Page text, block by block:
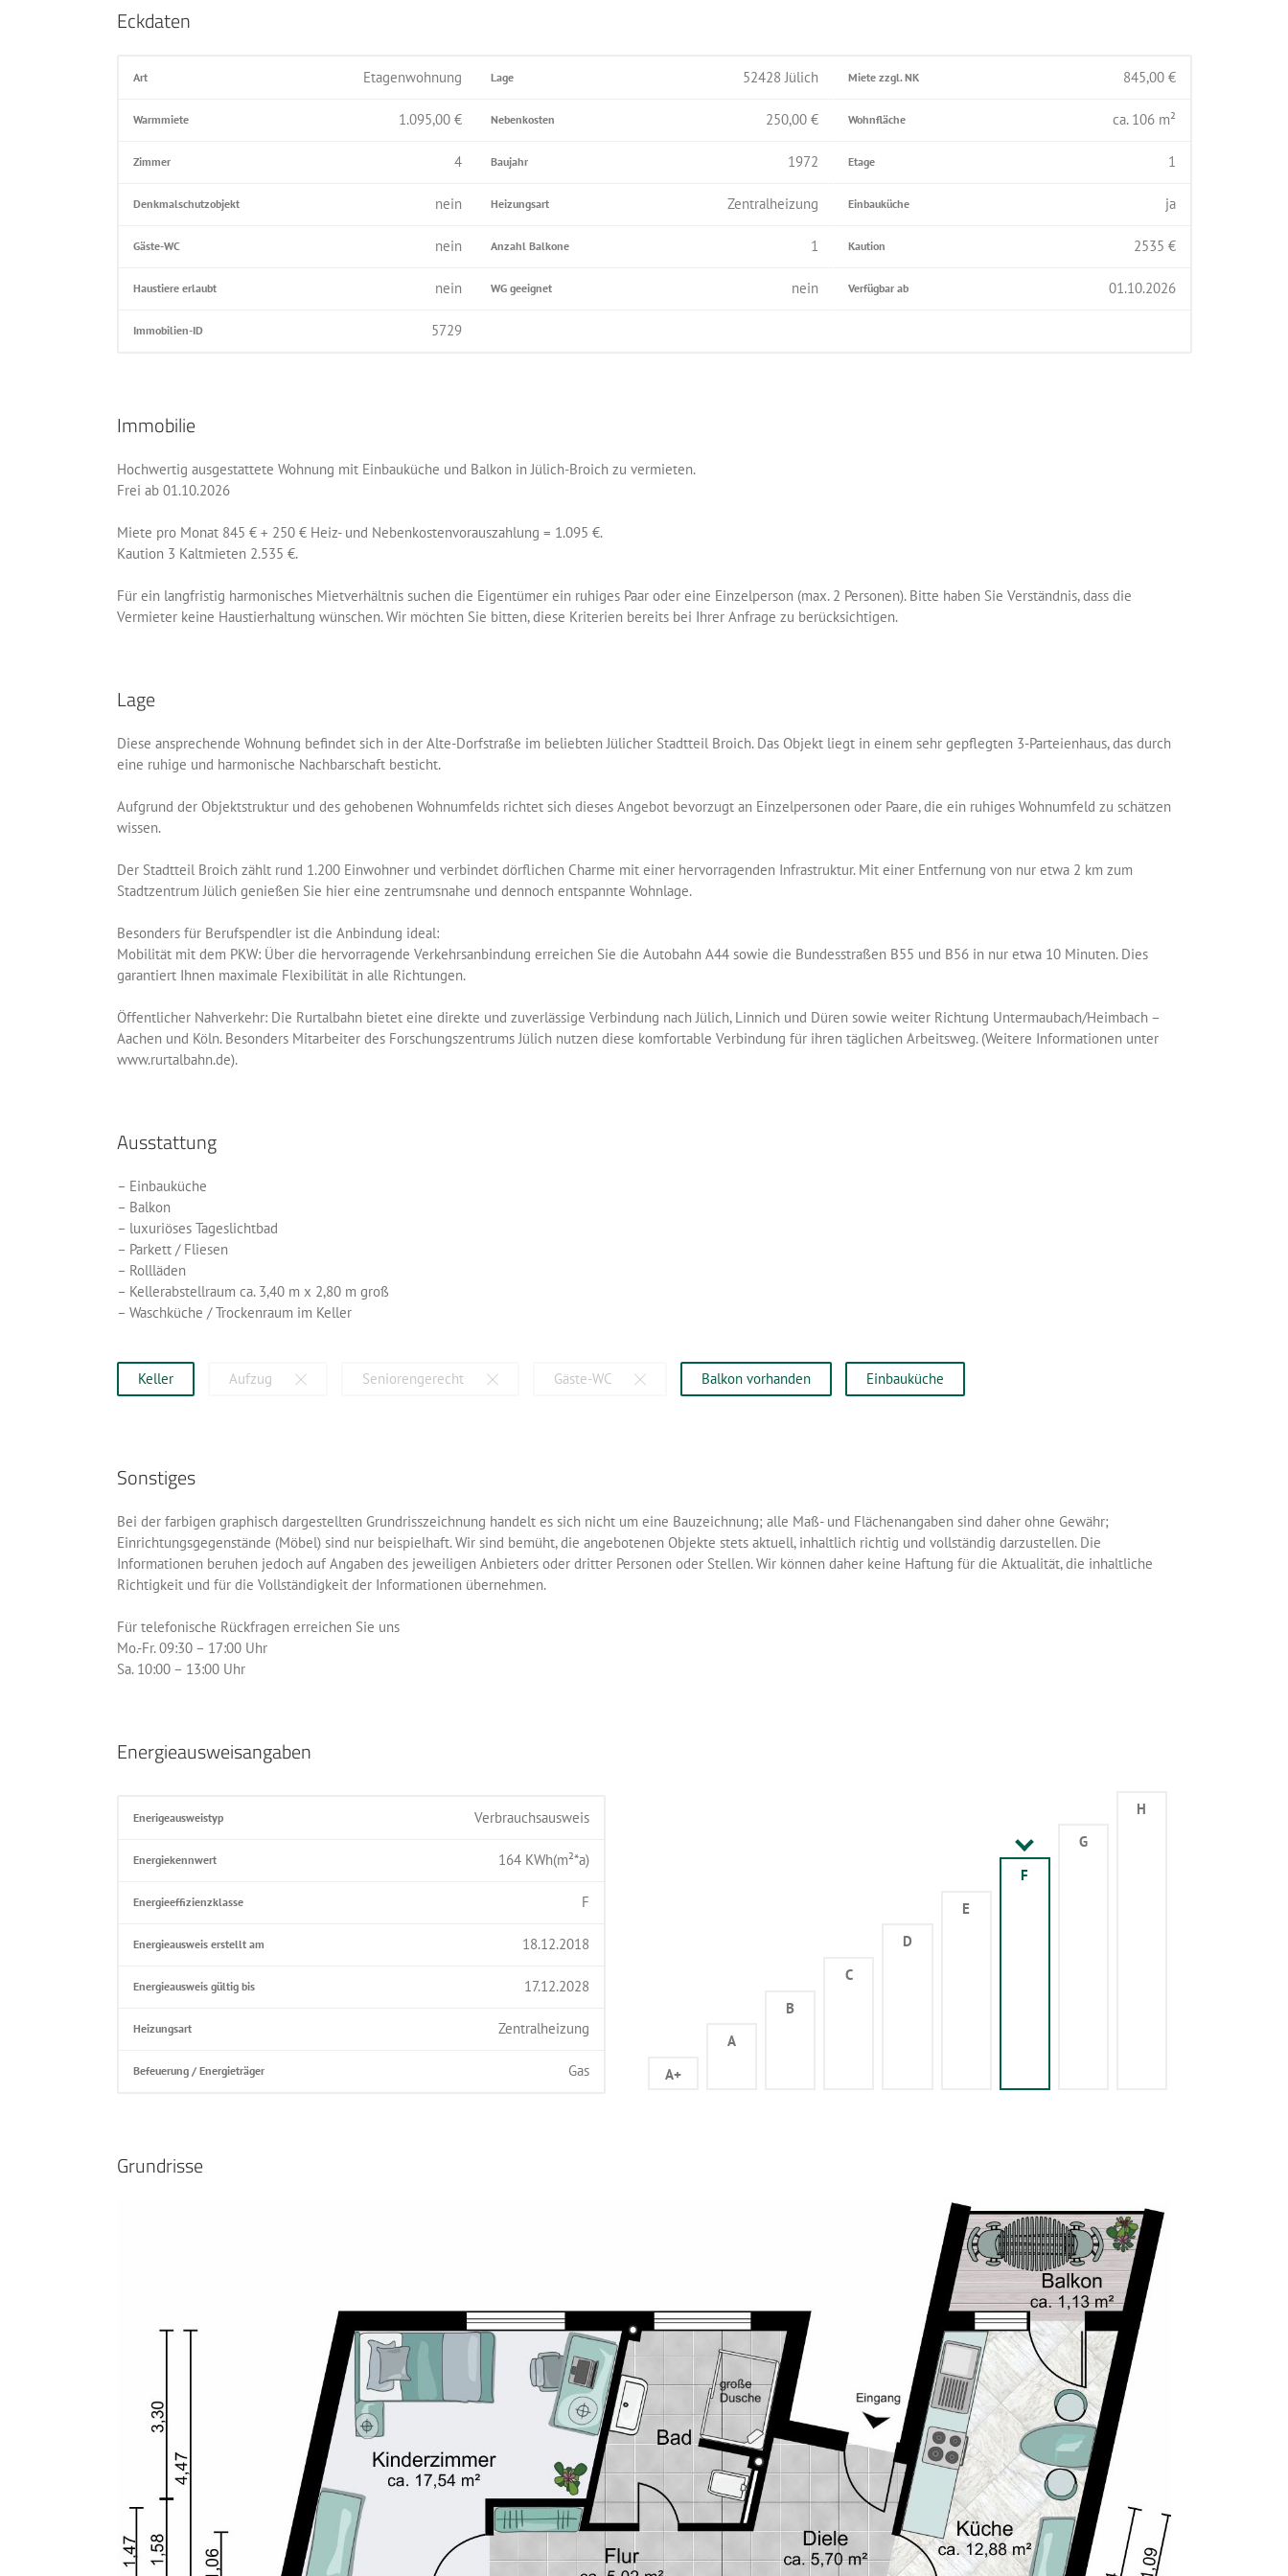
Eckdaten
Art Etagenwohnung Lage 52428 Jülich Miete zzgl. NK 845,00€
Warmmiete 1.095,00 € Nebenkosten 250,00€ Wohnfläche ca.106 m²
Zimmer 4 Baujahr 1972 Etage 1
Denkmalschutzobjekt nein Heizungsart Zentralheizung Einbauküche ja
Gäste-WC nein Anzahl Balkone 1 Kaution 2535 €
Haustiere erlaubt nein WG geeignet nein Verfügbar ab 01.10.2026
Immobilien-ID 5729
Immobilie
Hochwertig ausgestattete Wohnung mit Einbauküche und Balkon in Jülich-Broich zu vermieten.
Frei ab 01.10.2026
Miete pro Monat 845 € + 250 € Heiz- und Nebenkostenvorauszahlung = 1.095 €.
Kaution 3 Kaltmieten 2.535 €.
Für ein langfristig harmonisches Mietverhältnis suchen die Eigentümer ein ruhiges Paar oder eine Einzelperson (max. 2 Personen). Bitte haben Sie Verständnis, dass die
Vermieter keine Haustierhaltung wünschen. Wir möchten Sie bitten, diese Kriterien bereits bei Ihrer Anfrage zu berücksichtigen.
Lage
Diese ansprechende Wohnung befindet sich in der Alte-Dorfstraße im beliebten Jülicher Stadtteil Broich. Das Objekt liegt in einem sehr gepflegten 3-Parteienhaus, das durch
eine ruhige und harmonische Nachbarschaft besticht.
Aufgrund der Objektstruktur und des gehobenen Wohnumfelds richtet sich dieses Angebot bevorzugt an Einzelpersonen oder Paare, die ein ruhiges Wohnumfeld zu schätzen
wissen.
Der Stadtteil Broich zählt rund 1.200 Einwohner und verbindet dörflichen Charme mit einer hervorragenden Infrastruktur. Mit einer Entfernung von nur etwa 2 km zum
Stadtzentrum Jülich genießen Sie hier eine zentrumsnahe und dennoch entspannte Wohnlage.
Besonders für Berufspendler ist die Anbindung ideal:
Mobilität mit dem PKW: Über die hervorragende Verkehrsanbindung erreichen Sie die Autobahn A44 sowie die Bundesstraßen B55 und B56 in nur etwa 10 Minuten. Dies
garantiert Ihnen maximale Flexibilität in alle Richtungen.
Öffentlicher Nahverkehr: Die Rurtalbahn bietet eine direkte und zuverlässige Verbindung nach Jülich, Linnich und Düren sowie weiter Richtung Untermaubach/Heimbach –
Aachen und Köln. Besonders Mitarbeiter des Forschungszentrums Jülich nutzen diese komfortable Verbindung für ihren täglichen Arbeitsweg. (Weitere Informationen unter
www.rurtalbahn.de).
Ausstattung
– Einbauküche
– Balkon
– luxuriöses Tageslichtbad
– Parkett / Fliesen
– Rollläden
– Kellerabstellraum ca. 3,40 m x 2,80 m groß
– Waschküche / Trockenraum im Keller
Keller Aufzug Seniorengerecht Gäste-WC Balkon vorhanden Einbauküche
Sonstiges
Bei der farbigen graphisch dargestellten Grundrisszeichnung handelt es sich nicht um eine Bauzeichnung; alle Maß- und Flächenangaben sind daher ohne Gewähr;
Einrichtungsgegenstände (Möbel) sind nur beispielhaft. Wir sind bemüht, die angebotenen Objekte stets aktuell, inhaltlich richtig und vollständig darzustellen. Die
Informationen beruhen jedoch auf Angaben des jeweiligen Anbieters oder dritter Personen oder Stellen. Wir können daher keine Haftung für die Aktualität, die inhaltliche
Richtigkeit und für die Vollständigkeit der Informationen übernehmen.
Für telefonische Rückfragen erreichen Sie uns
Mo.-Fr. 09:30 – 17:00 Uhr
Sa. 10:00 – 13:00 Uhr
Energieausweisangaben
A+
A
B
C
D
E
F
G
H
Enerigeausweistyp Verbrauchsausweis
Energiekennwert 164 KWh(m²*a)
Energieeffizienzklasse F
Energieausweis erstellt am 18.12.2018
Energieausweis gültig bis 17.12.2028
Heizungsart Zentralheizung
Befeuerung / Energieträger Gas
Grundrisse